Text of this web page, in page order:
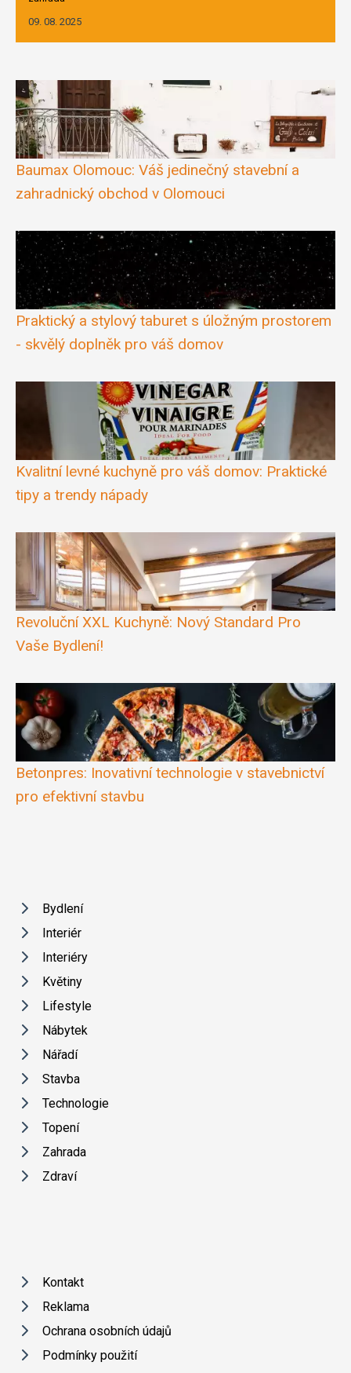
09. 08. 2025
Baumax Olomouc: Váš jedinečný stavební a
zahradnický obchod v Olomouci
Praktický a stylový taburet s úložným prostorem
- skvělý doplněk pro váš domov
Kvalitní levné kuchyně pro váš domov: Praktické
tipy a trendy nápady
Revoluční XXL Kuchyně: Nový Standard Pro
Vaše Bydlení!
Betonpres: Inovativní technologie v stavebnictví
pro efektivní stavbu
Bydlení
Interiér
Interiéry
Květiny
Lifestyle
Nábytek
Nářadí
Stavba
Technologie
Topení
Zahrada
Zdraví
Kontakt
Reklama
Ochrana osobních údajů
Podmínky použití